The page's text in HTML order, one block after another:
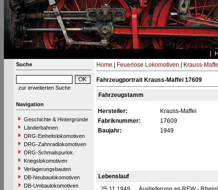
Suche
zur erweiterten Suche
Navigation
Geschichte & Hintergründe
Länderbahnen
DRG-Einheitslokomotiven
DRG-Zahnradlokomotiven
DRG-Schmalspurlok.
Kriegslokomotiven
Verlagerungsbauten
DB-Neubaulokomotiven
DB-Umbaulokomotiven
Home Feuerlose Lokomotiven Krauss-
Fahrzeugportrait Krauss-Maffei 17609
Fahrzeugstamm
Hersteller:
Krauss-Maffei
Fabriknummer:
17609
Baujahr:
1949
Lebenslauf